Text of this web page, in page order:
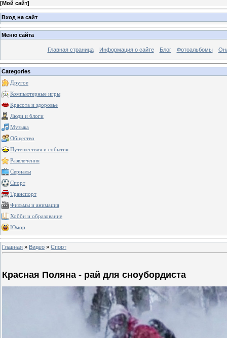
[Мой сайт]
Вход на сайт
Меню сайта
Главная страница Информация о сайте Блог Фотоальбомы
Categories
Другое
Компьютерные игры
Красота и здоровье
Люди и блоги
Музыка
Общество
Путешествия и события
Развлечения
Сериалы
Спорт
Транспорт
Фильмы и анимация
Хобби и образование
Юмор
Главная » Видео » Спорт
Красная Поляна - рай для сноубордиста